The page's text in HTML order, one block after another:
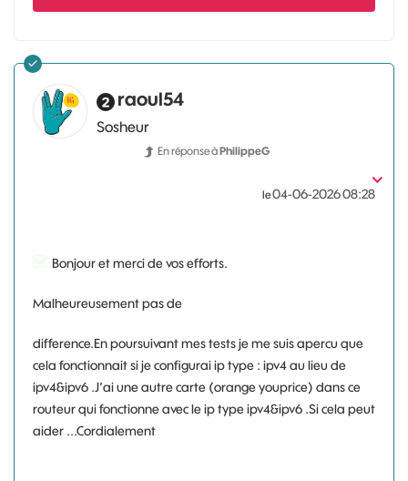
raoul54
Sosheur
En réponse àPhilippeG
le‎04-06-202608:28
Bonjour et merci de vos efforts.
Malheureusement pas de
difference.En poursuivant mes tests je me suis apercu que
cela fonctionnait si je configurai ip type : ipv4 au lieu de
ipv4&ipv6 .J’ai une autre carte (orange youprice) dans ce
routeur qui fonctionne avec le ip type ipv4&ipv6 .Si cela peut
aider ...Cordialement